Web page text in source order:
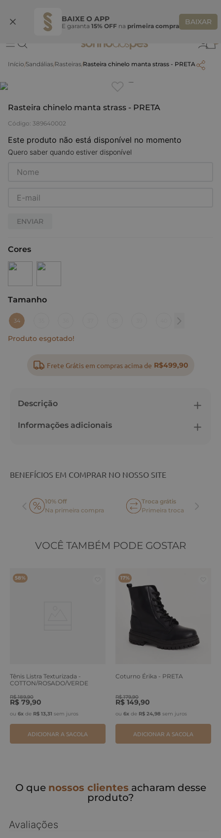
BAIXE O APP
E garanta 15% OFF na primeira compra BAIXAR
Ganhe 10% OFF na coleção utilizando o código do seu vendedor*
Sandálias Rasteiras Rasteira chinelo manta strass - PRETA
Rasteira chinelo manta strass - PRETA
Código: 389640002
Este produto não está disponível no momento
Quero saber quando estiver disponível
ENVIAR
Cores
Tamanho
: 34
34
Produto esgotado!
Frete Grátis em compras acima de R$499,90
Descrição
Informações adicionais
BENEFÍCIOS EM COMPRAR NO NOSSO SITE
10% Off
Na primeira compra
Troca grátis
Primeira troca
VOCÊ TAMBÉM PODE GOSTAR
58%
Tênis Listra Texturizada -
COTTON/ROSADO/VERDE
R$ 189,90
R$ 79,90
ou 6x de R$ 13,31 sem juros
ADICIONAR A SACOLA
17%
Coturno Érika - PRETA
R$ 179,90
R$ 149,90
ou 6x de R$ 24,98 sem juros
ADICIONAR A SACOLA
O que nossos clientes acharam desse
produto?
Avaliações